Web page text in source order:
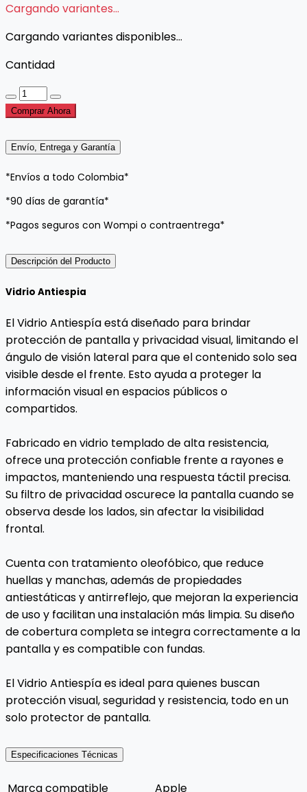
Cargando variantes...
Cargando variantes disponibles...
Cantidad
Comprar Ahora
Envío, Entrega y Garantía
*Envíos a todo Colombia*
*90 días de garantía*
*Pagos seguros con Wompi o contraentrega*
Descripción del Producto
Vidrio Antiespia
El Vidrio Antiespía está diseñado para brindar
protección de pantalla y privacidad visual, limitando el
ángulo de visión lateral para que el contenido solo sea
visible desde el frente. Esto ayuda a proteger la
información visual en espacios públicos o
compartidos.
Fabricado en vidrio templado de alta resistencia,
ofrece una protección confiable frente a rayones e
impactos, manteniendo una respuesta táctil precisa.
Su filtro de privacidad oscurece la pantalla cuando se
observa desde los lados, sin afectar la visibilidad
frontal.
Cuenta con tratamiento oleofóbico, que reduce
huellas y manchas, además de propiedades
antiestáticas y antirreflejo, que mejoran la experiencia
de uso y facilitan una instalación más limpia. Su diseño
de cobertura completa se integra correctamente a la
pantalla y es compatible con fundas.
El Vidrio Antiespía es ideal para quienes buscan
protección visual, seguridad y resistencia, todo en un
solo protector de pantalla.
Especificaciones Técnicas
Marca compatible Apple